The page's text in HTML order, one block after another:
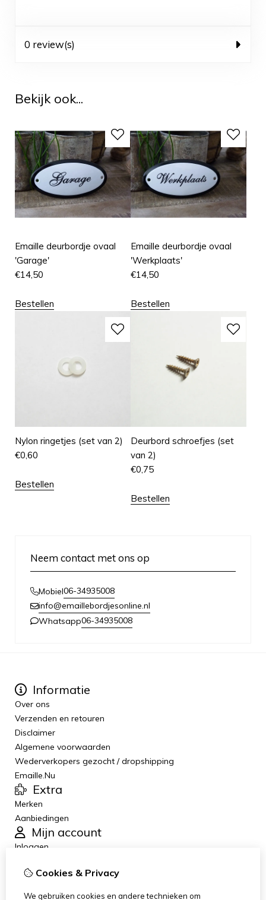
0 review(s)
Bekijk ook...
Emaille deurbordje ovaal
'Garage'
€14,50
Bestellen
Emaille deurbordje ovaal
'Werkplaats'
€14,50
Bestellen
Nylon ringetjes (set van 2)
€0,60
Bestellen
Deurbord schroefjes (set
van 2)
€0,75
Bestellen
Neem contact met ons op
Mobiel06-34935008
info@emaillebordjesonline.nl
Whatsapp06-34935008
Informatie
Over ons
Verzenden en retouren
Disclaimer
Algemene voorwaarden
Wederverkopers gezocht / dropshipping
Emaille.Nu
Extra
Merken
Aanbiedingen
Mijn account
Inloggen
Verlanglijst
Cookies & Privacy
We gebruiken cookies en andere technieken om